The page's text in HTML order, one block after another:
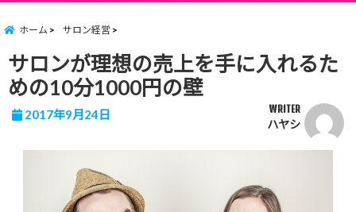
ホーム サロン経営
サロンが理想の売上を手に入れるた
めの10分1000円の壁
2017年9月24日 WRITER
ハヤシ